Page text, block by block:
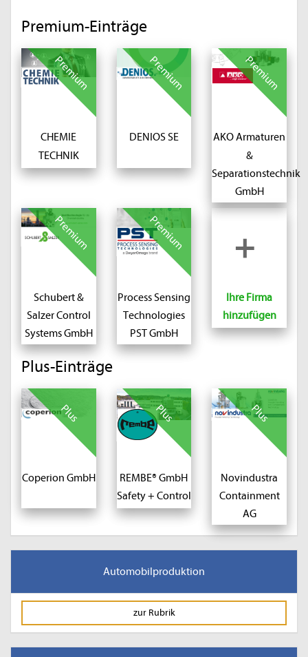
Premium-Einträge
Premium
CHEMIE
TECHNIK
Premium
DENIOS SE
Premium
AKO Armaturen
&
Separationstechnik
GmbH
Premium
Schubert &
Salzer Control
Systems GmbH
Premium
Process Sensing
Technologies
PST GmbH
+
Ihre Firma
hinzufügen
Plus-Einträge
Plus
Coperion GmbH
Plus
REMBE® GmbH
Safety + Control
Plus
Novindustra
Containment
AG
Automobilproduktion
zur Rubrik